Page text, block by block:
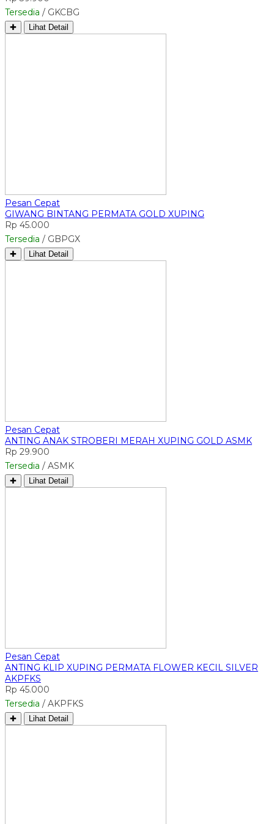
Tersedia / GKCBG
✚ Lihat Detail
Pesan Cepat
GIWANG BINTANG PERMATA GOLD XUPING
Rp 45.000
Tersedia / GBPGX
✚ Lihat Detail
Pesan Cepat
ANTING ANAK STROBERI MERAH XUPING GOLD ASMK
Rp 29.900
Tersedia / ASMK
✚ Lihat Detail
Pesan Cepat
ANTING KLIP XUPING PERMATA FLOWER KECIL SILVER
AKPFKS
Rp 45.000
Tersedia / AKPFKS
✚ Lihat Detail